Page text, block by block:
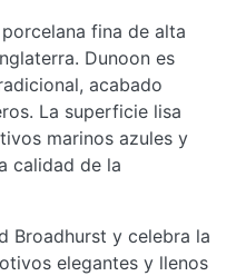
fina de alta
Dunoon es
acabado
La superficie lisa
marinos azules y
calidad de la
Broadhurst y celebra la
elegantes y llenos